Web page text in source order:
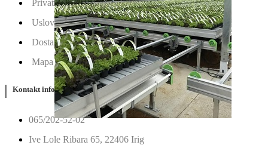
Privatnost & Kolačići
Uslovi Korišćenja
Dostava & Povraćaj
Mapa
Kontakt info
065/202-52-02
Ive Lole Ribara 65, 22406 Irig